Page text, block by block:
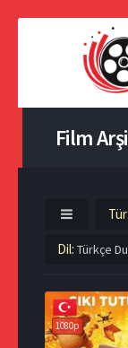
Film
Tür:
Dil: Türkçe
1080p